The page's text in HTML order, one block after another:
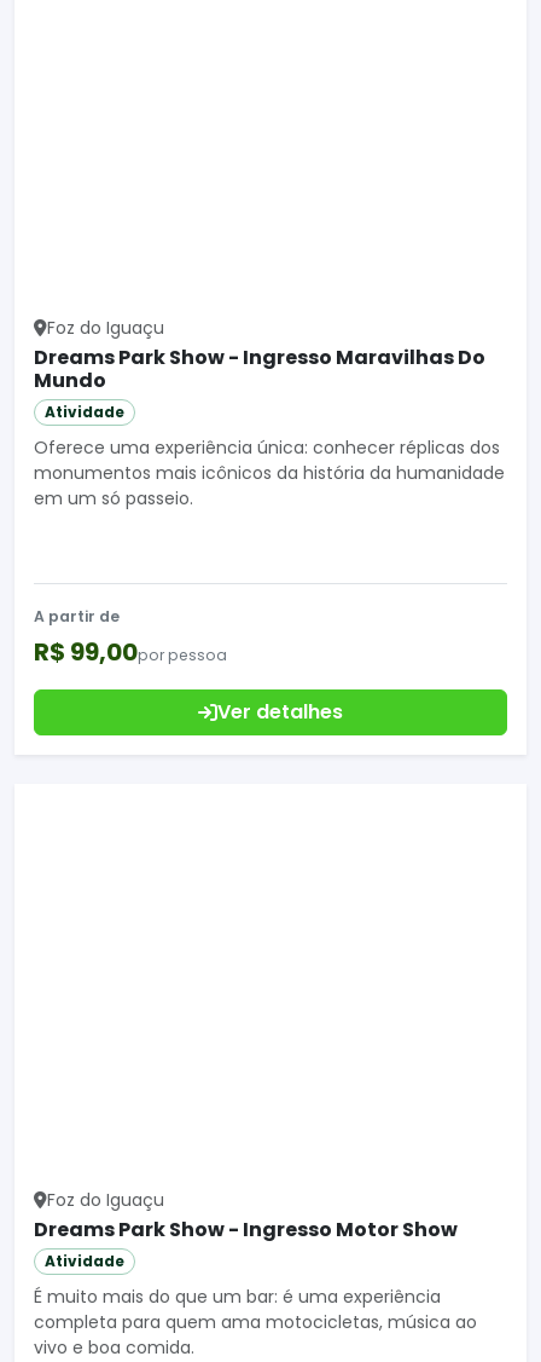
Foz do Iguaçu
Dreams Park Show - Ingresso Maravilhas Do
Mundo
Atividade
Oferece uma experiência única: conhecer réplicas dos
monumentos mais icônicos da história da humanidade
em um só passeio.
A partir de
R$ 99,00por pessoa
Ver detalhes
Foz do Iguaçu
Dreams Park Show - Ingresso Motor Show
Atividade
É muito mais do que um bar: é uma experiência
completa para quem ama motocicletas, música ao
vivo e boa comida.